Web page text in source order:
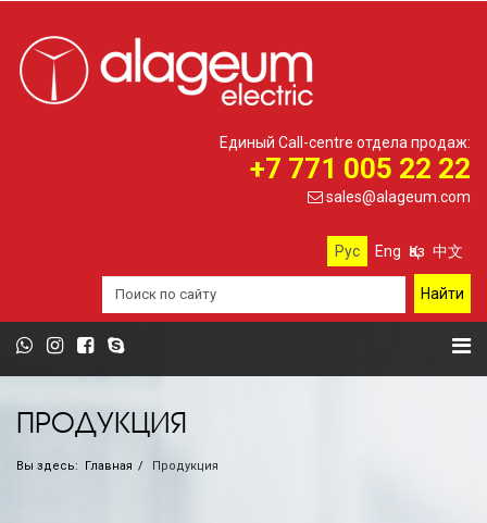
Единый Call-centre отдела продаж:
+7 771 005 22 22
sales@alageum.com
Рус Eng Қаз 中文
ПРОДУКЦИЯ
Вы здесь: Главная Продукция